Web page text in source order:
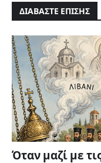
ΔΙΑΒΑΣΤΕ ΕΠΙΣΗΣ
Όταν μαζί με